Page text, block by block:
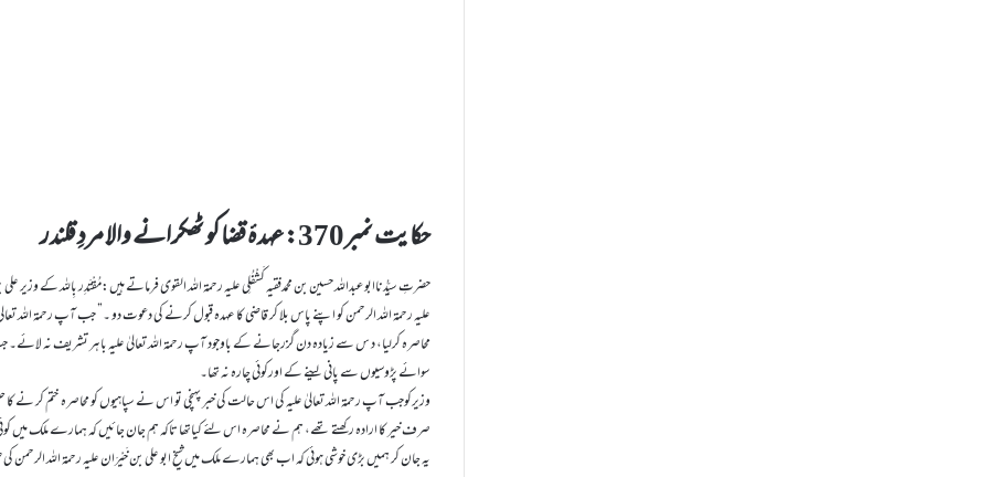
حکایت نمبر370: عہدۂ قضا کو ٹھکرانے والا مردِ قلندر
حضرتِ سیِّدُناابو عبداللہ حسین بن محمدفقیہ کَشْفُلِی علیہ رحمۃ اللہ القوی فرماتے ہیں:مُقْتَدِر بِاللہ کے
علیہ رحمۃ اللہ الرحمن کو اپنے پاس بلا کر قاضی کا عہدہ قبول کرنے کی دعوت دو ۔” جب آپ رحمۃ اللہ
محاصرہ کرلیا، د س سے زیادہ دن گزرجانے کے باوجود آپ رحمۃ اللہ تعالیٰ علیہ باہر تشریف نہ
سوائے پڑوسیوں سے پانی لینے کے اورکوئی چارہ نہ تھا۔
وزیرکوجب آپ رحمۃ اللہ تعالیٰ علیہ کی اس حالت کی خبر پہنچی تو اس نے سپاہیوں کو محاصرہ ختم کر نے
صرف خیر کا ارادہ رکھتے تھے، ہم نے محاصرہ اس لئے کیاتھا تاکہ ہم جان جائیں کہ ہمارے ملک
یہ جان کر ہمیں بڑی خوشی ہوئی کہ اب بھی ہمارے ملک میں شیخ ابو علی بن خَیْرَان علیہ رحمۃ اللہ